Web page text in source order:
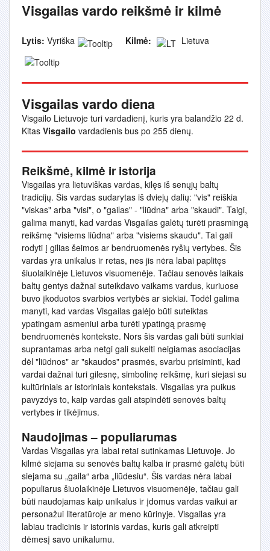
Visgailas vardo reikšmė ir kilmė
Lytis: Vyriška Kilmė: Lietuva
Visgailas vardo diena
Visgailo Lietuvoje turi vardadienį, kuris yra balandžio 22 d.
Kitas Visgailo vardadienis bus po 255 dienų.
Reikšmė, kilmė ir istorija
Visgailas yra lietuviškas vardas, kilęs iš senųjų baltų
tradicijų. Šis vardas sudarytas iš dviejų dalių: "vis" reiškia
"viskas" arba "visi", o "gailas" - "liūdna" arba "skaudi". Taigi,
galima manyti, kad vardas Visgailas galėtų turėti prasmingą
reikšmę "visiems liūdna" arba "visiems skaudu". Tai gali
rodyti į gilias šeimos ar bendruomenės ryšių vertybes. Šis
vardas yra unikalus ir retas, nes jis nėra labai paplitęs
šiuolaikinėje Lietuvos visuomenėje. Tačiau senovės laikais
baltų gentys dažnai suteikdavo vaikams vardus, kuriuose
buvo įkoduotos svarbios vertybės ar siekiai. Todėl galima
manyti, kad vardas Visgailas galėjo būti suteiktas
ypatingam asmeniui arba turėti ypatingą prasmę
bendruomenės kontekste. Nors šis vardas gali būti sunkiai
suprantamas arba netgi gali sukelti neigiamas asociacijas
dėl "liūdnos" ar "skaudos" prasmės, svarbu prisiminti, kad
vardai dažnai turi gilesnę, simbolinę reikšmę, kuri siejasi su
kultūriniais ar istoriniais kontekstais. Visgailas yra puikus
pavyzdys to, kaip vardas gali atspindėti senovės baltų
vertybes ir tikėjimus.
Naudojimas – populiarumas
Vardas Visgailas yra labai retai sutinkamas Lietuvoje. Jo
kilmė siejama su senovės baltų kalba ir prasmė galėtų būti
siejama su „gaila“ arba „liūdesiu“. Šis vardas nėra labai
populiarus šiuolaikinėje Lietuvos visuomenėje, tačiau gali
būti naudojamas kaip unikalus ir įdomus vardas vaikui ar
personažui literatūroje ar meno kūrinyje. Visgailas yra
labiau tradicinis ir istorinis vardas, kuris gali atkreipti
dėmesį savo unikalumu.